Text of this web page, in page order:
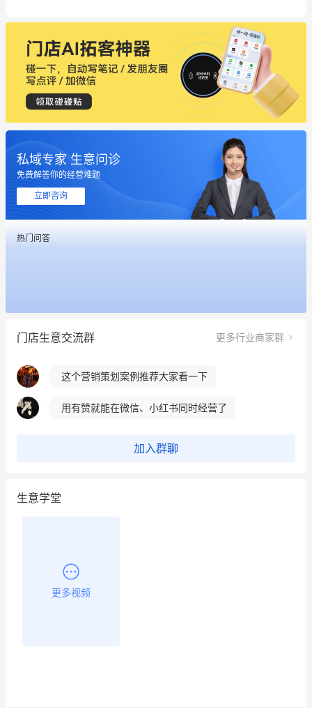
私域专家 生意问诊
免费解答你的经营难题
立即咨询
热门问答
门店生意交流群 更多行业商家群
这个营销策划案例推荐大家看一下
昨晚的直播课程太好啦❤️
冰墩墩货源充足需要的联系我
这个营销策划案例推荐大家看一下
用有赞就能在微信、小红书同时经营了
加入群聊
生意学堂
更多视频